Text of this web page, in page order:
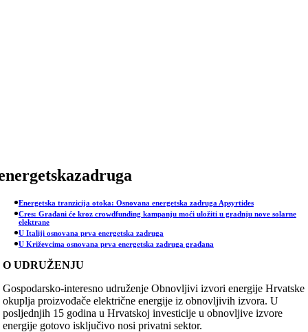
Energetska tranzicija otoka: Osnovana energetska zadruga Apsyrtides
Cres: Građani će kroz crowdfunding kampanju moći uložiti u gradnju nove solarne
elektrane
U Italiji osnovana prva energetska zadruga
U Križevcima osnovana prva energetska zadruga građana
O UDRUŽENJU
Gospodarsko-interesno udruženje Obnovljivi izvori energije Hrvatske
okuplja proizvođače električne energije iz obnovljivih izvora. U
posljednjih 15 godina u Hrvatskoj investicije u obnovljive izvore
energije gotovo isključivo nosi privatni sektor.